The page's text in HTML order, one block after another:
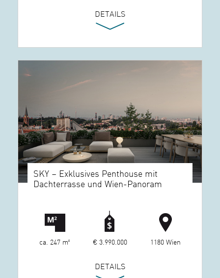
DETAILS
SKY – Exklusives Penthouse mit
Dachterrasse und Wien-Panoram
ca. 247 m² € 3.990.000 1180 Wien
DETAILS